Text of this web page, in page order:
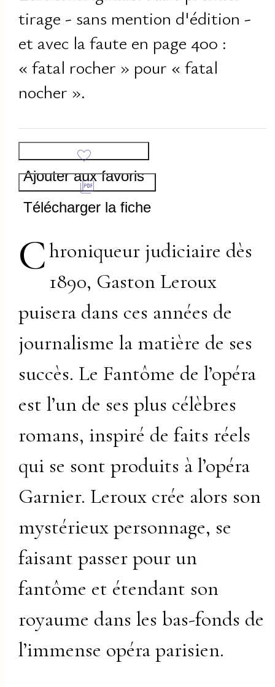
tirage - sans mention d'édition -
et avec la faute en page 400 :
« fatal rocher » pour « fatal
nocher ».
Ajouter aux favoris
Télécharger la fiche
Chroniqueur judiciaire dès
1890, Gaston Leroux
puisera dans ces années de
journalisme la matière de ses
succès. Le Fantôme de l’opéra
est l’un de ses plus célèbres
romans, inspiré de faits réels
qui se sont produits à l’opéra
Garnier. Leroux crée alors son
mystérieux personnage, se
faisant passer pour un
fantôme et étendant son
royaume dans les bas-fonds de
l’immense opéra parisien.